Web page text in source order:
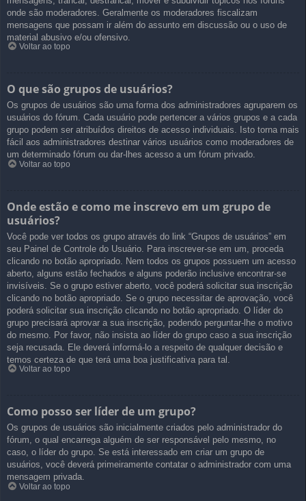
onde são moderadores. Geralmente os moderadores fiscalizam
mensagens que possam ir além do assunto em discussão ou o uso de
material abusivo e/ou ofensivo.
Voltar ao topo
O que são grupos de usuários?
Os grupos de usuários são uma forma dos administradores agruparem os
usuários do fórum. Cada usuário pode pertencer a vários grupos e a cada
grupo podem ser atribuídos direitos de acesso individuais. Isto torna mais
fácil aos administradores destinar vários usuários como moderadores de
um determinado fórum ou dar-lhes acesso a um fórum privado.
Voltar ao topo
Onde estão e como me inscrevo em um grupo de
usuários?
Você pode ver todos os grupo através do link “Grupos de usuários” em
seu Painel de Controle do Usuário. Para inscrever-se em um, proceda
clicando no botão apropriado. Nem todos os grupos possuem um acesso
aberto, alguns estão fechados e alguns poderão inclusive encontrar-se
invisíveis. Se o grupo estiver aberto, você poderá solicitar sua inscrição
clicando no botão apropriado. Se o grupo necessitar de aprovação, você
poderá solicitar sua inscrição clicando no botão apropriado. O líder do
grupo precisará aprovar a sua inscrição, podendo perguntar-lhe o motivo
do mesmo. Por favor, não insista ao líder do grupo caso a sua inscrição
seja recusada. Ele deverá informá-lo a respeito de qualquer decisão e
temos certeza de que terá uma boa justificativa para tal.
Voltar ao topo
Como posso ser líder de um grupo?
Os grupos de usuários são inicialmente criados pelo administrador do
fórum, o qual encarrega alguém de ser responsável pelo mesmo, no
caso, o líder do grupo. Se está interessado em criar um grupo de
usuários, você deverá primeiramente contatar o administrador com uma
mensagem privada.
Voltar ao topo